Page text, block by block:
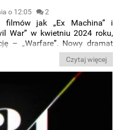
o 12:05 2
filmów jak „Ex Machina” i
War” w kwietniu 2024 roku,
– „Warfare”. Nowy dramat
inwazji na Irak w
Właśnie udostępniono
dzieła Garlanda.
Czytaj więcej